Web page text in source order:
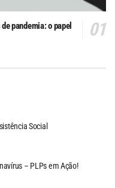
pandemia: o papel
Social
– PLPs em Ação!